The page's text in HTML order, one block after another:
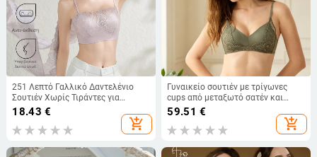
251 Λεπτό Γαλλικό Δαντελένιο
Σουτιέν Χωρίς Τιράντες για
Γυναίκες, Προστασία από Διαρροή,
Όμορφη Πλάτη, wrap σχέδιο
18.43 €
add_shopping_cart
Γυναικείο σουτιέν με τρίγωνες
cups από μεταξωτό σατέν και
δαντέλα, άνετο
59.51 €
add_shopping_cart